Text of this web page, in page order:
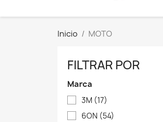
Inicio MOTO
FILTRAR POR
Marca
3M (17)
6ON (54)